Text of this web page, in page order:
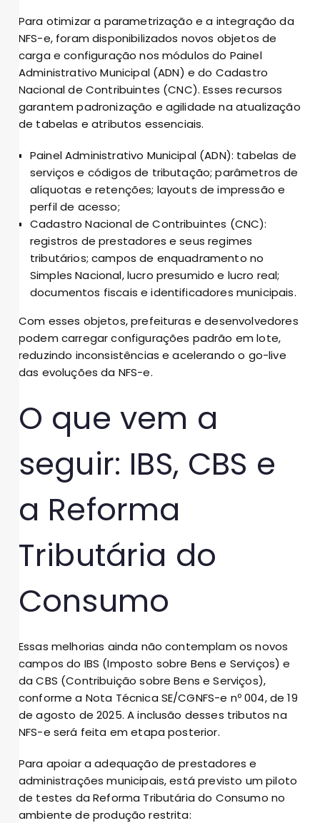
Para otimizar a parametrização e a integração da
NFS-e, foram disponibilizados novos objetos de
carga e configuração nos módulos do Painel
Administrativo Municipal (ADN) e do Cadastro
Nacional de Contribuintes (CNC). Esses recursos
garantem padronização e agilidade na atualização
de tabelas e atributos essenciais.
Painel Administrativo Municipal (ADN): tabelas de
serviços e códigos de tributação; parâmetros de
alíquotas e retenções; layouts de impressão e
perfil de acesso;
Cadastro Nacional de Contribuintes (CNC):
registros de prestadores e seus regimes
tributários; campos de enquadramento no
Simples Nacional, lucro presumido e lucro real;
documentos fiscais e identificadores municipais.
Com esses objetos, prefeituras e desenvolvedores
podem carregar configurações padrão em lote,
reduzindo inconsistências e acelerando o go-live
das evoluções da NFS-e.
O que vem a
seguir: IBS, CBS e
a Reforma
Tributária do
Consumo
Essas melhorias ainda não contemplam os novos
campos do IBS (Imposto sobre Bens e Serviços) e
da CBS (Contribuição sobre Bens e Serviços),
conforme a Nota Técnica SE/CGNFS-e nº 004, de 19
de agosto de 2025. A inclusão desses tributos na
NFS-e será feita em etapa posterior.
Para apoiar a adequação de prestadores e
administrações municipais, está previsto um piloto
de testes da Reforma Tributária do Consumo no
ambiente de produção restrita: